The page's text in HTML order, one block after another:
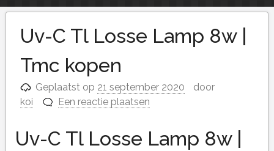
Uv-C Tl Losse Lamp 8w |
Tmc kopen
Geplaatst op 21 september 2020
door
koi
Een reactie plaatsen
Uv-C Tl Losse Lamp 8w |